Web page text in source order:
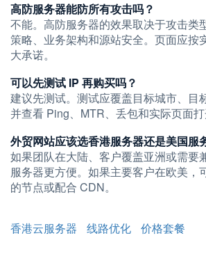
高防服务器能防所有攻击吗？
不能。高防服务器的效果取决于攻击类
策略、业务架构和源站安全。页面应按
大承诺。
可以先测试 IP 再购买吗？
建议先测试。测试应覆盖目标城市、目
并查看 Ping、MTR、丢包和实际页面打
外贸网站应该选香港服务器还是美国服
如果团队在大陆、客户覆盖亚洲或需要
服务器更方便。如果主要客户在欧美，
的节点或配合 CDN。
香港云服务器 线路优化 价格套餐